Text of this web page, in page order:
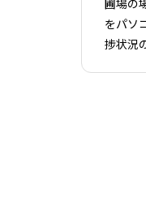
圃場の
をパソ
捗状況